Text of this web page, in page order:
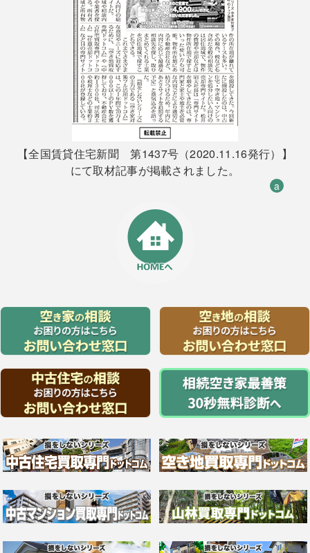
【全国賃貸住宅新聞 第1437号（2020.11.16発行）】
にて取材記事が掲載されました。
a